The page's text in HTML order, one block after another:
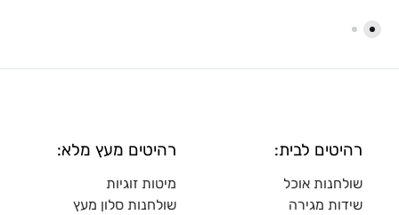
רהיטים לבית:
שולחנות אוכל
שידות מגירה
רהיטים מעץ מלא:
מיטות זוגיות
שולחנות סלון מעץ